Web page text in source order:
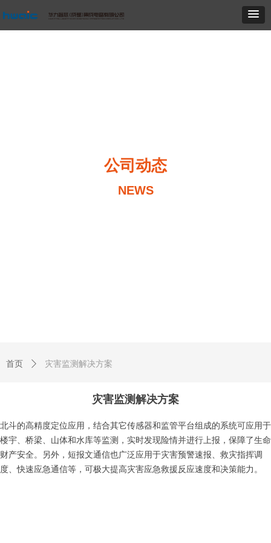
灾害监测解决方案
北斗的高精度定位应用，结合其它传感器和监管平台组成的系统可应用于
楼宇、桥梁、山体和水库等监测，实时发现险情并进行上报，保障了生命
财产安全。另外，短报文通信也广泛应用于灾害预警速报、救灾指挥调
度、快速应急通信等，可极大提高灾害应急救援反应速度和决策能力。
首页 ꄲ 灾害监测解决方案
公司动态
NEWS